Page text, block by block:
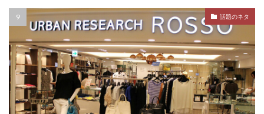
話題のネタ